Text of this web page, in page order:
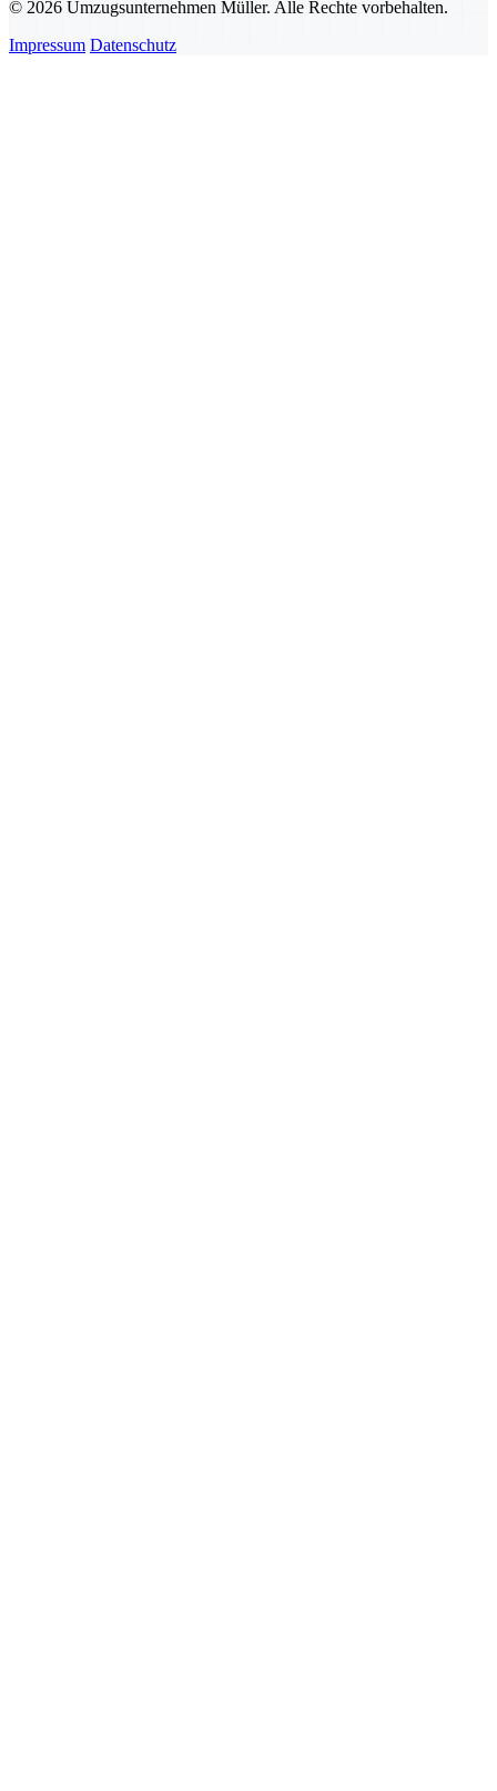
© 2026 Umzugsunternehmen Müller. Alle Rechte vorbehalten.
Impressum Datenschutz